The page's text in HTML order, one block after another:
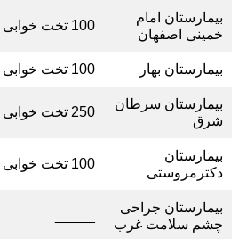
بیمارستان امام
خمینی اصفهان
100 تخت خوابی
بیمارستان بهار 100 تخت خوابی
بیمارستان سرطان
شرق
250 تخت خوابی
بیمارستان
دکترمروستی
100 تخت خوابی
بیمارستان جراحی
چشم سلامت غرب